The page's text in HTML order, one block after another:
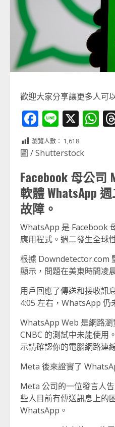
歡迎大家分享讓更多人可
Facebook
Line
X
瀏覽人數： 1,618
圖 / Shutterstock
Facebook 母公司
軟體 WhatsApp
故障。
WhatsApp 是 Facebook
應用程式。週二發生全球
根據 Downdetector.com
顯示，問題在美東時間凌
用戶回應了傳送和接收訊
4:05 左右，WhatsApp 仍
WhatsApp Web 是網路
CNBC 的測試中未能使用
示請確認你的電腦網路連
Meta 後來證實了
Meta 公司的一位發言人
些人目前有傳送訊息上的
WhatsApp。